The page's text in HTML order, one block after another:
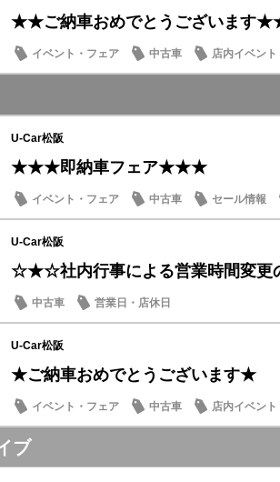
★★ご納車おめでとうございます
イベント・フェア 中古車 店内イベント
U-Car松阪
★★★即納車フェア★★★
イベント・フェア 中古車 セール情報
U-Car松阪
☆★☆社内行事による営業時間変
中古車 営業日・店休日
U-Car松阪
★ご納車おめでとうございます★
イベント・フェア 中古車 店内イベント
ブ